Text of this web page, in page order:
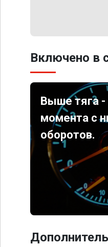
Включено в
Выше тяга -
момента с
оборотов.